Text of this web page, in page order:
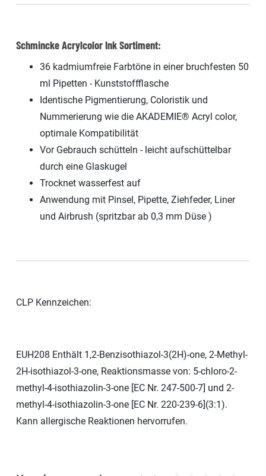
Schmincke Acrylcolor Ink Sortiment:
36 kadmiumfreie Farbtöne in einer bruchfesten 50
ml Pipetten - Kunststoffflasche
Identische Pigmentierung, Coloristik und
Nummerierung wie die AKADEMIE® Acryl color,
optimale Kompatibilität
Vor Gebrauch schütteln - leicht aufschüttelbar
durch eine Glaskugel
Trocknet wasserfest auf
Anwendung mit Pinsel, Pipette, Ziehfeder, Liner
und Airbrush (spritzbar ab 0,3 mm Düse )
CLP Kennzeichen:
EUH208 Enthält 1,2-Benzisothiazol-3(2H)-one, 2-Methyl-
2H-isothiazol-3-one, Reaktionsmasse von: 5-chloro-2-
methyl-4-isothiazolin-3-one [EC Nr. 247-500-7] und 2-
methyl-4-isothiazolin-3-one [EC Nr. 220-239-6](3:1).
Kann allergische Reaktionen hervorrufen.